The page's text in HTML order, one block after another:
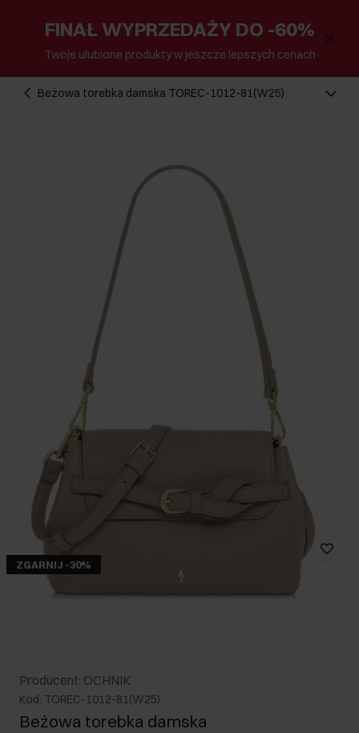
FINAŁ WYPRZEDAŻY DO -60%
Twoje ulubione produkty w jeszcze lepszych cenach
Beżowa torebka damska TOREC-1012-81(W25)
ZGARNIJ -30%
Producent: OCHNIK
Kod: TOREC-1012-81(W25)
Beżowa torebka damska